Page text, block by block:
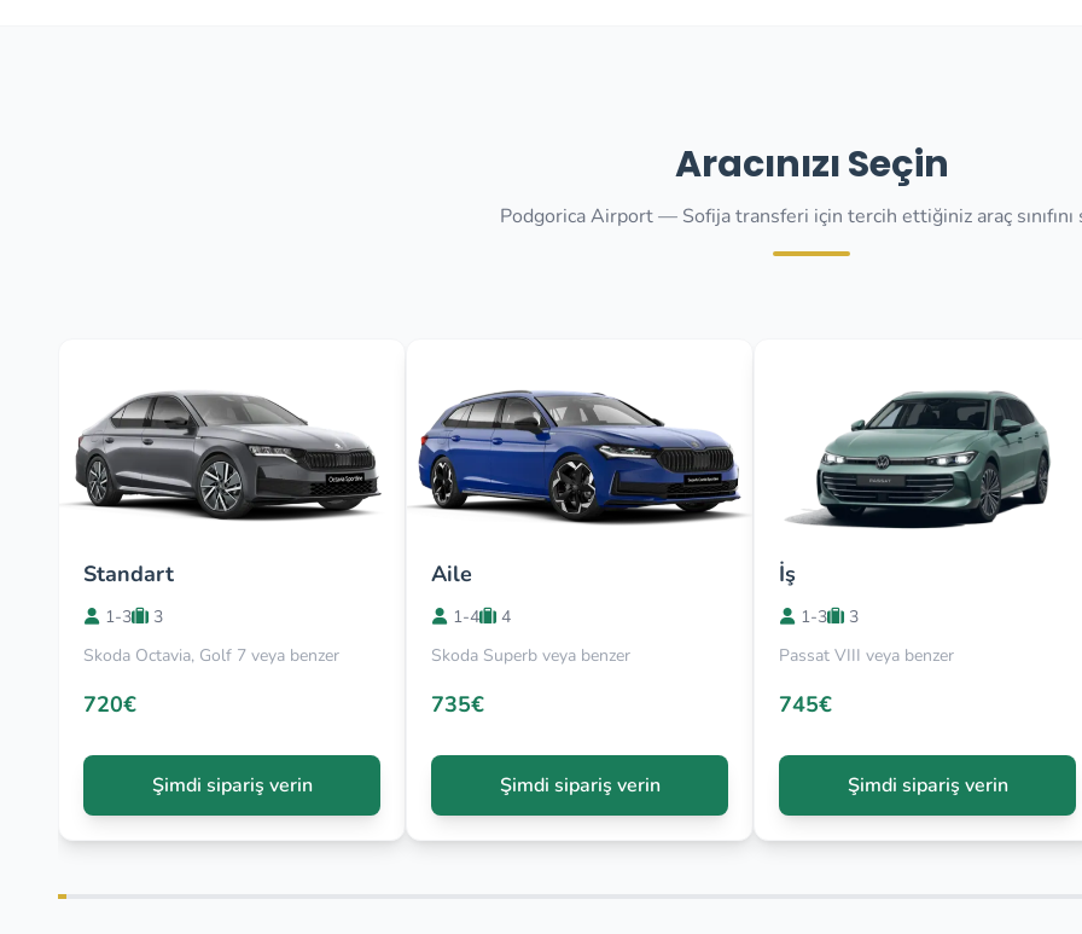
Aracınızı Seçin
Podgorica Airport — Sofija transferi için tercih ettiğiniz araç sınıfını
Standart
1-3
3
Skoda Octavia, Golf 7 veya benzer
720€
Şimdi sipariş verin
Aile
1-4
4
Skoda Superb veya benzer
735€
Şimdi sipariş verin
İş
1-3
3
Passat VIII veya benzer
745€
Şimdi sipariş verin